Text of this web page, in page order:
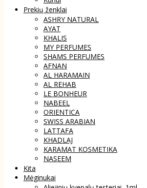
Prekių ženklai
ASHRY NATURAL
AYAT
KHALIS
MY PERFUMES
SHAMS PERFUMES
AFNAN
AL HARAMAIN
AL REHAB
LE BONHEUR
NABEEL
ORIENTICA
SWISS ARABIAN
LATTAFA
KHADLAJ
KARAMAT KOSMETIKA
NASEEM
Kita
Mėginukai